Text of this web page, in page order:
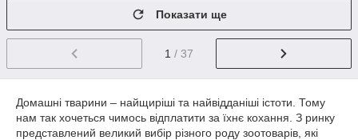
Показати ще
1 / 37
Домашні тварини – найщиріші та найвідданіші істоти. Тому
нам так хочеться чимось відплатити за їхнє кохання. З ринку
представлений великий вибір різного роду зоотоварів, які